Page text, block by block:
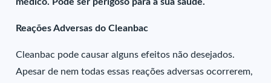
Reações Adversas do Cleanbac
Cleanbac pode causar alguns efeitos não desejados.
Apesar de nem todas essas reações adversas ocorrerem,